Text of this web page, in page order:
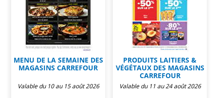
MENU DE LA SEMAINE DES
MAGASINS CARREFOUR
Valable du 10 au 15 août 2026
PRODUITS LAITIERS &
VÉGÉTAUX DES MAGASINS
CARREFOUR
Valable du 11 au 24 août 2026